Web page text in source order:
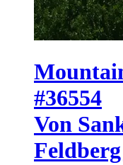
#36554
Von